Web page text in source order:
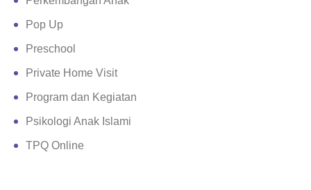
Pop Up
Preschool
Private Home Visit
Program dan Kegiatan
Psikologi Anak Islami
TPQ Online